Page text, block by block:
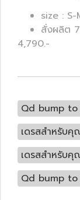
size :
สั่งผลิต
4,790.-
Qd bump
เดรสสำหรับคุ
เดรสสำหรับ
Qd bump